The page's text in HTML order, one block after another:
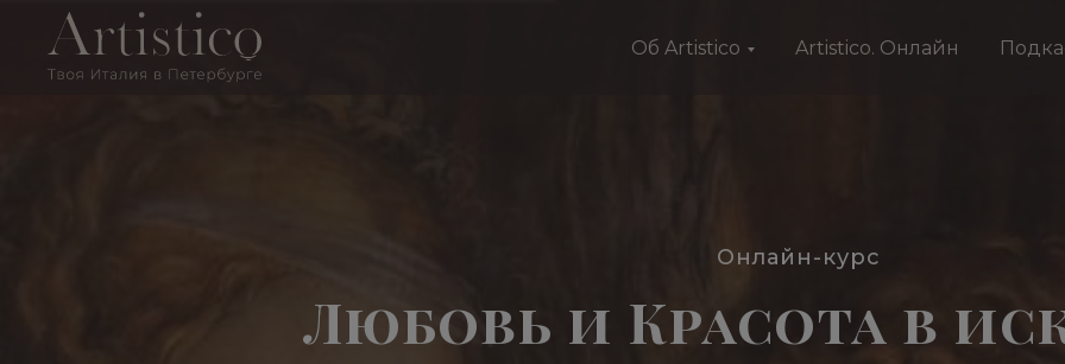
Об Artistico Artistico. Онлайн
Онлайн-курс
Любовь и Красота в